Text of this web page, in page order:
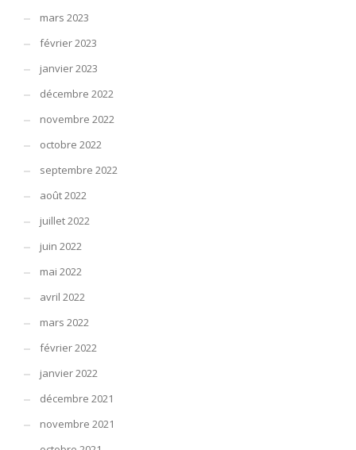
mars 2023
février 2023
janvier 2023
décembre 2022
novembre 2022
octobre 2022
septembre 2022
août 2022
juillet 2022
juin 2022
mai 2022
avril 2022
mars 2022
février 2022
janvier 2022
décembre 2021
novembre 2021